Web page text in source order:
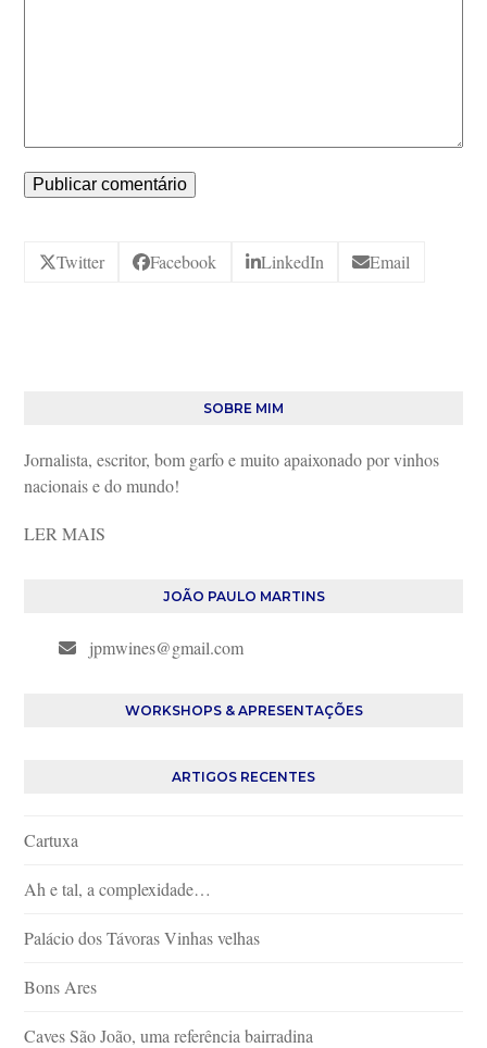
Twitter Facebook LinkedIn Email
SOBRE MIM
Jornalista, escritor, bom garfo e muito apaixonado por vinhos
nacionais e do mundo!
LER MAIS
JOÃO PAULO MARTINS
jpmwines@gmail.com
WORKSHOPS & APRESENTAÇÕES
ARTIGOS RECENTES
Cartuxa
Ah e tal, a complexidade…
Palácio dos Távoras Vinhas velhas
Bons Ares
Caves São João, uma referência bairradina